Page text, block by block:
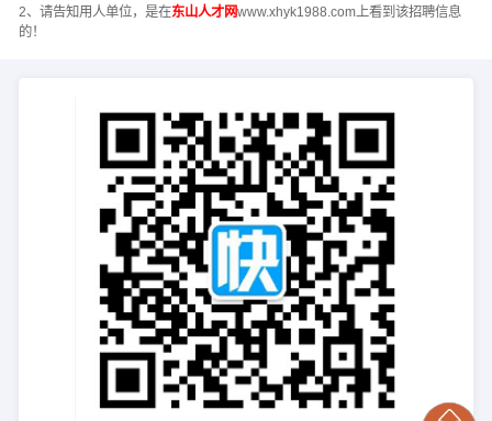
2、请告知用人单位，是在东山人才网www.xhyk1988.com上看到该招聘信息
的！